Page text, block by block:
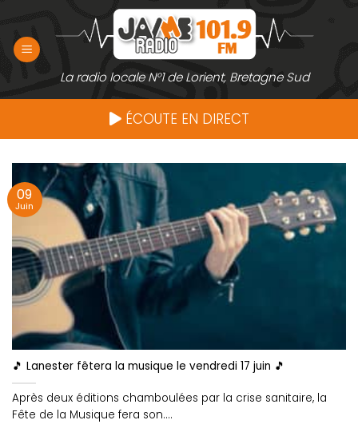
contenu
La radio locale N°1 de Lorient, Bretagne Sud
ÉCOUTE EN DIRECT
🎵 Lanester fêtera la musique le vendredi 17 juin 🎵
Après deux éditions chamboulées par la crise sanitaire, la
Fête de la Musique fera son....
09
Juin